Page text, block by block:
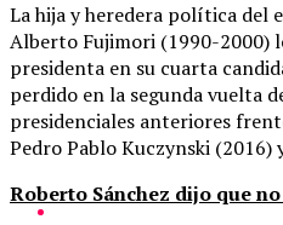
La hija y heredera política del
Alberto Fujimori (1990-2000)
presidenta en su cuarta
perdido en la segunda vuelta
presidenciales anteriores
Pedro Pablo Kuczynski (2016)
Roberto Sánchez dijo que